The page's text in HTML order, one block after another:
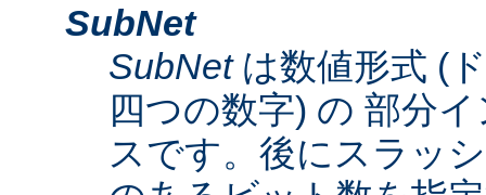
SubNet
SubNetは数値形式 (
四つの数字) の 部分
スです。後にスラッ